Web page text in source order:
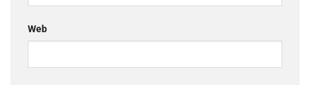
Web